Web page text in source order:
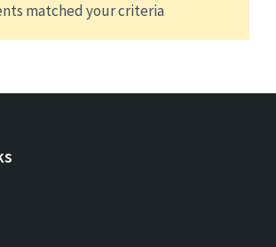
matched your criteria